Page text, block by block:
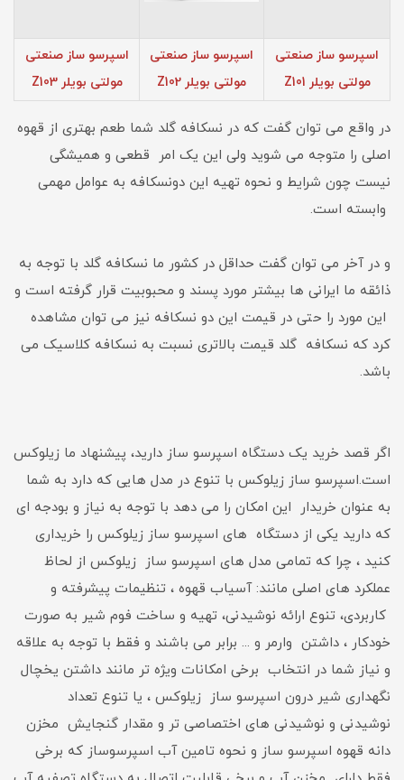
اسپرسو ساز صنعتی
مولتی بویلر Z101
اسپرسو ساز صنعتی
مولتی بویلر Z102
اسپرسو ساز صنعتی
مولتی بویلر Z103
در واقع می توان گفت که در نسکافه گلد شما طعم بهتری از قهوه
اصلی را متوجه می شوید ولی این یک امر قطعی و همیشگی
نیست چون شرایط و نحوه تهیه این دونسکافه به عوامل مهمی
وابسته است.
و در آخر می توان گفت حداقل در کشور ما نسکافه گلد با توجه به
ذائقه ما ایرانی ها بیشتر مورد پسند و محبوبیت قرار گرفته است و
این مورد را حتی در قیمت این دو نسکافه نیز می توان مشاهده
کرد که نسکافه گلد قیمت بالاتری نسبت به نسکافه کلاسیک می
باشد.
اگر قصد خرید یک دستگاه اسپرسو ساز دارید، پیشنهاد ما زیلوکس
است.اسپرسو ساز زیلوکس با تنوع در مدل هایی که دارد به شما
به عنوان خریدار این امکان را می دهد با توجه به نیاز و بودجه ای
که دارید یکی از دستگاه های اسپرسو ساز زیلوکس را خریداری
کنید ، چرا که تمامی مدل های اسپرسو ساز زیلوکس از لحاظ
عملکرد های اصلی مانند: آسیاب قهوه ، تنظیمات پیشرفته و
کاربردی، تنوع ارائه نوشیدنی، تهیه و ساخت فوم شیر به صورت
خودکار ، داشتن وارمر و ... برابر می باشند و فقط با توجه به علاقه
و نیاز شما در انتخاب برخی امکانات ویژه تر مانند داشتن یخچال
نگهداری شیر درون اسپرسو ساز زیلوکس ، یا تنوع تعداد
نوشیدنی و نوشیدنی های اختصاصی تر و مقدار گنجایش مخزن
دانه قهوه اسپرسو ساز و نحوه تامین آب اسپرسوساز که برخی